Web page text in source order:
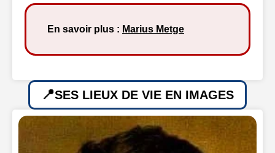
En savoir plus : Marius Metge
SES LIEUX DE VIE EN IMAGES